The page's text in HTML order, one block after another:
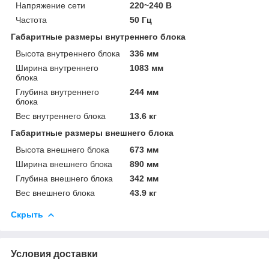
Напряжение сети
220~240 В
Частота
50 Гц
Габаритные размеры внутреннего блока
Высота внутреннего блока
336 мм
Ширина внутреннего
блока
1083 мм
Глубина внутреннего
блока
244 мм
Вес внутреннего блока
13.6 кг
Габаритные размеры внешнего блока
Высота внешнего блока
673 мм
Ширина внешнего блока
890 мм
Глубина внешнего блока
342 мм
Вес внешнего блока
43.9 кг
Скрыть
Условия доставки